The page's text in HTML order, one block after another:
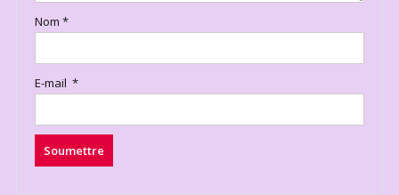
Nom *
E-mail *